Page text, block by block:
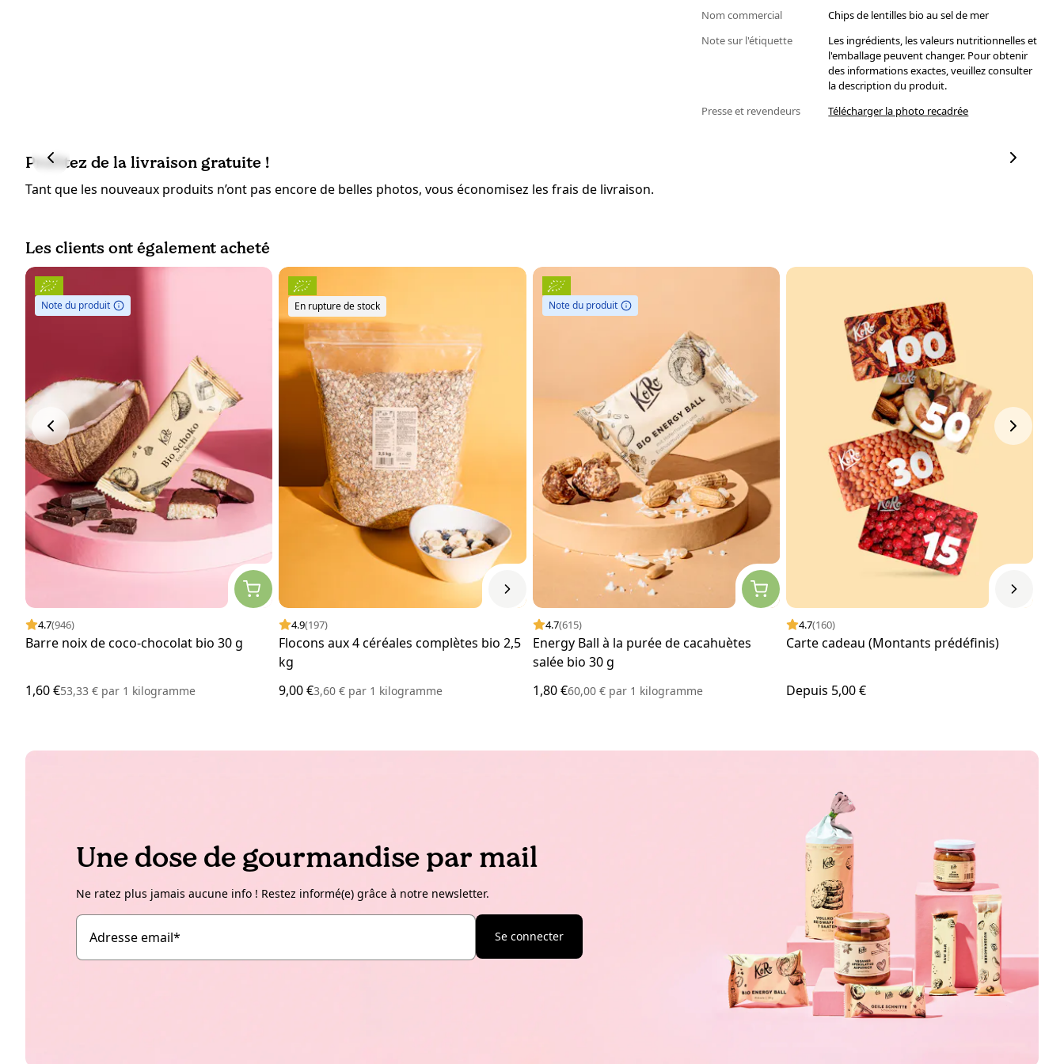
Nom commercial
Chips de lentilles bio au sel de mer
Note sur l'étiquette
Les ingrédients, les valeurs nutritionnelles et
l'emballage peuvent changer. Pour obtenir
des informations exactes, veuillez consulter
la description du produit.
Presse et revendeurs
Télécharger la photo recadrée
Profitez de la livraison gratuite !
Tant que les nouveaux produits n’ont pas encore de belles photos, vous économisez les frais de livraison.
Les clients ont également acheté
Note du produit
4.7(946)
Barre noix de coco-chocolat bio 30 g
1,60 €53,33 € par 1 kilogramme
En rupture de stock
4.9(197)
Flocons aux 4 céréales complètes bio 2,5
kg
9,00 €3,60 € par 1 kilogramme
Note du produit
4.7(615)
Energy Ball à la purée de cacahuètes
salée bio 30 g
1,80 €60,00 € par1 kilogramme
4.7(160)
Carte cadeau (Montants prédéfinis)
Depuis 5,00 €
Une dose de gourmandise par mail
Ne ratez plus jamais aucune info ! Restez informé(e) grâce à notre newsletter.
Adresse email* Se connecter